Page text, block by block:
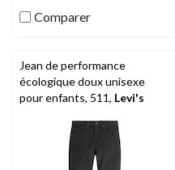
Comparer
Jean de performance
écologique doux unisexe
pour enfants, 511, Levi's